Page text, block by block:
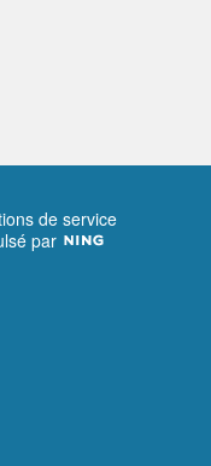
de service
par